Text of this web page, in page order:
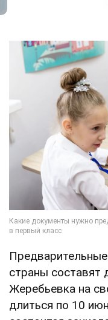
страны составят
Жеребьевка на
длиться по 10